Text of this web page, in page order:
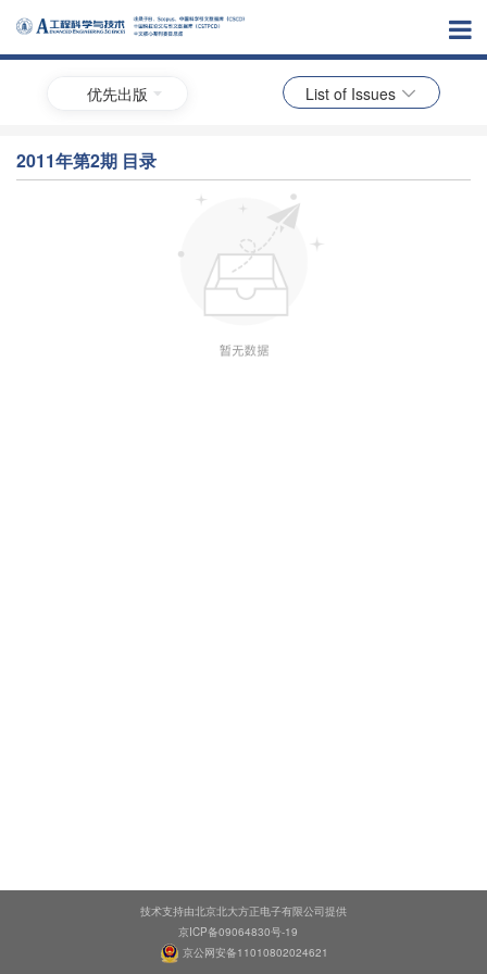
优先出版 List of Issues
2011年第2期 目录
技术支持由北京北大方正电子有限公司提供
京ICP备09064830号-19
京公网安备11010802024621